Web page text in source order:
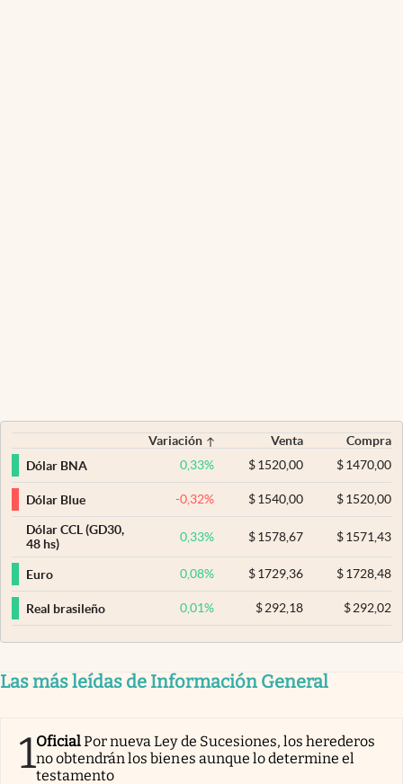
Variación Venta
Compra
Dólar BNA
0,33% $ 1520,00 $1470,00
Dólar Blue -0,32% $ 1540,00 $1520,00
Dólar CCL (GD30,
48 hs)
0,33% $ 1578,67 $1571,43
Euro 0,08% $ 1729,36 $1728,48
Real brasileño 0,01% $292,18 $292,02
Las más leídas de Información General
1OficialPor nueva Ley de Sucesiones, los herederos
no obtendrán los bienes aunque lo determine el
testamento